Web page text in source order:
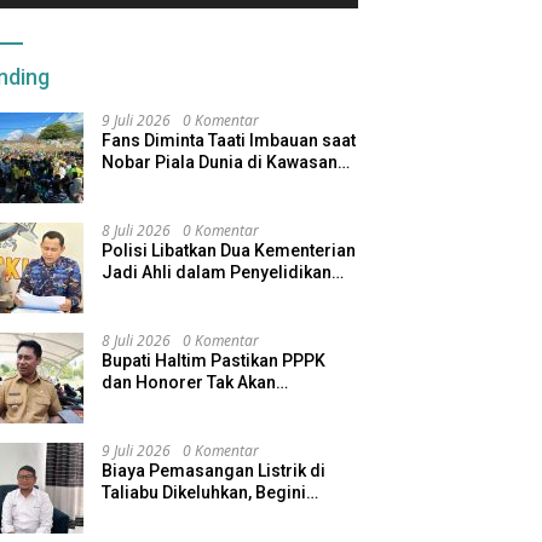
9 Juli 2026 0 Komentar
Fans Diminta Taati Imbauan saat
Nobar Piala Dunia di Kawasan
8 Juli 2026 0 Komentar
Polisi Libatkan Dua Kementerian
Jadi Ahli dalam Penyelidikan
8 Juli 2026 0 Komentar
Bupati Haltim Pastikan PPPK
dan Honorer Tak Akan
9 Juli 2026 0 Komentar
Biaya Pemasangan Listrik di
Taliabu Dikeluhkan, Begini